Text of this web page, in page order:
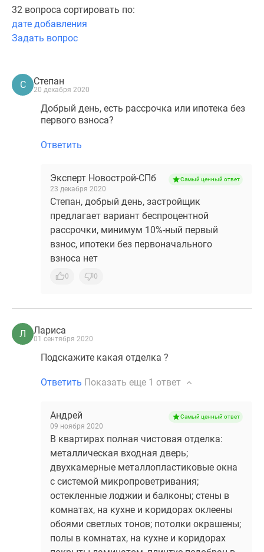
32 вопроса сортировать по:
дате добавления
Задать вопрос
С Степан
20 декабря 2020
Добрый день, есть рассрочка или ипотека без
первого взноса?
Ответить
Эксперт Новострой-СПб
23 декабря 2020
Самый ценный ответ
Степан, добрый день, застройщик
предлагает вариант беспроцентной
рассрочки, минимум 10%-ный первый
взнос, ипотеки без первоначального
взноса нет
0 0
Л Лариса
01 сентября 2020
Подскажите какая отделка ?
Ответить Показать еще 1 ответ
Андрей
09 ноября 2020
Самый ценный ответ
В квартирах полная чистовая отделка:
металлическая входная дверь;
двухкамерные металлопластиковые окна
с системой микропроветривания;
остекленные лоджии и балконы; стены в
комнатах, на кухне и коридорах оклеены
обоями светлых тонов; потолки окрашены;
полы в комнатах, на кухне и коридорах